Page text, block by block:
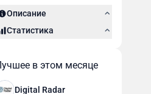
Описание
Статистика
в этом месяце
Digital Radar